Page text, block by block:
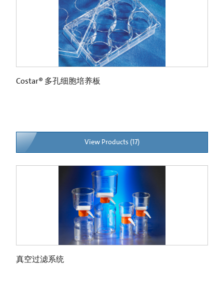
Costar® 多孔细胞培养板
View Products (17)
真空过滤系统